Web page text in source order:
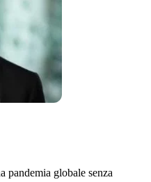
pandemia globale senza